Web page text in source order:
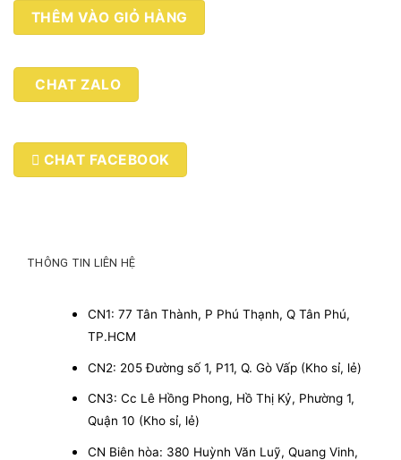
Dành
trọn
tin
THÊM VÀO GIỎ HÀNG
CHAT ZALO
CHAT FACEBOOK
THÔNG TIN LIÊN HỆ
CN1: 77 Tân Thành, P Phú Thạnh, Q Tân Phú,
TP.HCM
CN2: 205 Đường số 1, P11, Q. Gò Vấp (Kho sỉ, lẻ)
CN3: Cc Lê Hồng Phong, Hồ Thị Kỷ, Phường 1,
Quận 10 (Kho sỉ, lẻ)
CN Biên hòa: 380 Huỳnh Văn Luỹ, Quang Vinh,